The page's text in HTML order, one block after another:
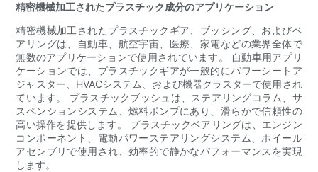
精密機械加工されたプラスチック成分のアプリケーション
精密機械加工されたプラスチックギア、ブッシング、およびベ
アリングは、自動車、航空宇宙、医療、家電などの業界全体で
無数のアプリケーションで使用されています。 自動車用アプリ
ケーションでは、プラスチックギアが一般的にパワーシートア
ジャスター、HVACシステム、および機器クラスターで使用され
ています。 プラスチックブッシュは、ステアリングコラム、サ
スペンションシステム、燃料ポンプにあり、滑らかで信頼性の
高い操作を提供します。 プラスチックベアリングは、エンジン
コンポーネント、電動パワーステアリングシステム、ホイール
アセンブリで使用され、効率的で静かなパフォーマンスを実現
します。